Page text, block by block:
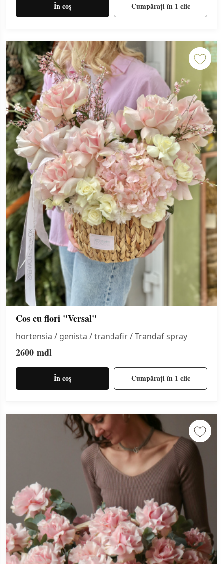
În coș Cumpărați în 1 clic
Cos cu flori "Versal"
hortensia / genista / trandafir / Trandaf spray
2600 mdl
În coș Cumpărați în 1 clic